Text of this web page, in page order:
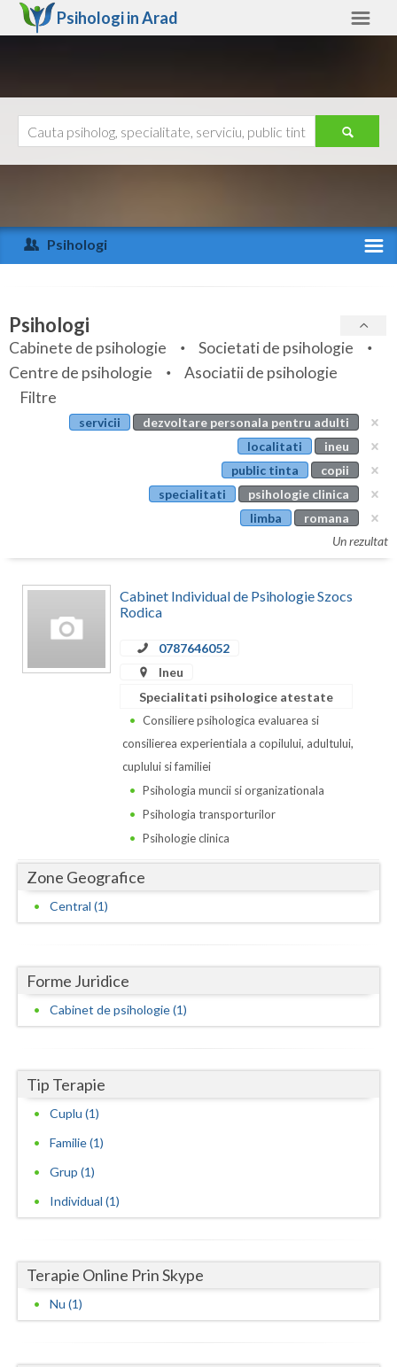
Psihologi inArad
Arad
Arges
Bihor
Bistrita-Nasaud
Botosani
Calarasi
Caras-Severin
Giurgiu
Gorj
Hunedoara
Ialomita
Ilfov
Maramures
Mehedinti
Neamt
Olt
Prahova
Ajutor
Psihologi
Specialitati
Servicii
Articole
Evenimente
Psihologi
Cabinete de psihologie
Societati de psihologie
Centre de psihologie
Asociatii de psihologie
Filtre
servicii
dezvoltare personala pentru adulti
localitati
ineu
public tinta
copii
specialitati
psihologie clinica
limba
romana
Un rezultat
Cabinet Individual de Psihologie Szocs
Rodica
0787646052
Ineu
Specialitati psihologice atestate
Consiliere psihologica evaluarea si
consilierea experientiala a copilului, adultului,
cuplului si familiei
Psihologia muncii si organizationala
Psihologia transporturilor
Psihologie clinica
Zone Geografice
Central (1)
Forme Juridice
Cabinet de psihologie (1)
Tip Terapie
Cuplu (1)
Familie (1)
Grup (1)
Individual (1)
Terapie Online Prin Skype
Nu (1)